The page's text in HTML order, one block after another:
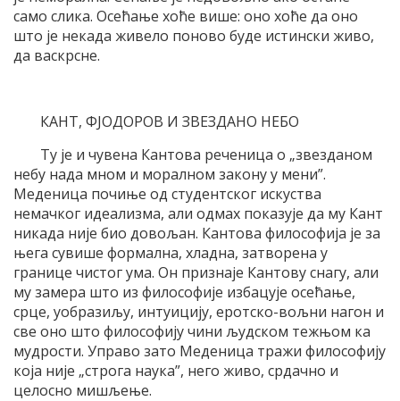
само слика. Осећање хоће више: оно хоће да оно
што је некада живело поново буде истински живо,
да васкрсне.
КАНТ, ФЈОДОРОВ И ЗВЕЗДАНО НЕБО
Ту је и чувена Кантова реченица о „звезданом
небу нада мном и моралном закону у мени”.
Меденица почиње од студентског искуства
немачког идеализма, али одмах показује да му Кант
никада није био довољан. Кантова философија је за
њега сувише формална, хладна, затворена у
границе чистог ума. Он признаје Кантову снагу, али
му замера што из философије избацује осећање,
срце, уобразиљу, интуицију, еротско-вољни нагон и
све оно што философију чини људском тежњом ка
мудрости. Управо зато Меденица тражи философију
која није „строга наука”, него живо, срдачно и
целосно мишљење.